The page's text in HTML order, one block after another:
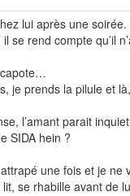
lui après une
se rend compte qu’il
capote…
je prends la pilule et
l’amant parait
SIDA hein ?
une fois et je
se rhabille avant de